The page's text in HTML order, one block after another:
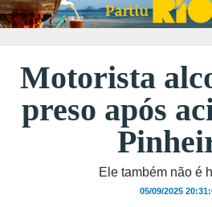
Motorista
preso após
Ele também não é
05/09/2025